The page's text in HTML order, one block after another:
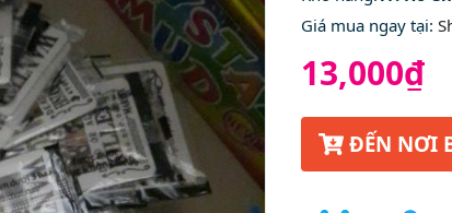
Giá mua ngay tại:
13,000₫
ĐẾN NƠI